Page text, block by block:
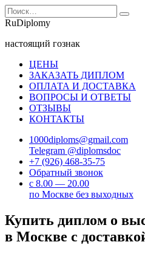
Перейти
к
содержанию
Search
for:
RuDiplomy
настоящий гознак
ЦЕНЫ
ЗАКАЗАТЬ ДИПЛОМ
ОПЛАТА И ДОСТАВКА
ВОПРОСЫ И ОТВЕТЫ
ОТЗЫВЫ
КОНТАКТЫ
1000diploms@gmail.com
Telegram @diplomsdoc
+7 (926) 468-35-75
Обратный звонок
с 8.00 — 20.00
по Москве без выходных
Купить диплом о
в Москве с